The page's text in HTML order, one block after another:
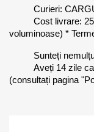
Curieri:
Cost livrare:
voluminoase) *
Sunteți
Aveți 14 zile
(consultați pagina